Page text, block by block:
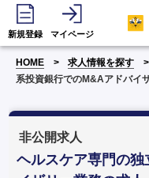
新規登録 マイページ
HOME 求人情報を探す
系投資銀行でのM&Aアドバイ
非公開求人
ヘルスケア専門の